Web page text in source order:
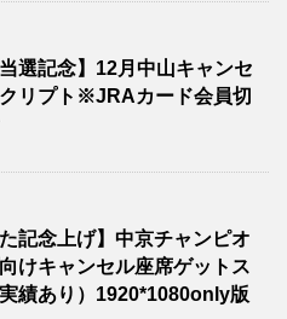
当選記念】12月中山キャンセ
リプト※JRAカード会員切
た記念上げ】中京チャンピオ
けキャンセル座席ゲットス
績あり）1920*1080only版